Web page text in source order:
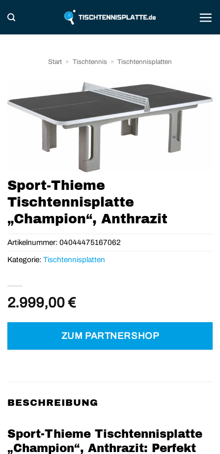
Inhalt
springen
Start » Tischtennis » Tischtennisplatten
Sport-Thieme
Tischtennisplatte
„Champion“, Anthrazit
2.999,00€
ZUM PARTNERSHOP
Artikelnummer: 04044475167062
Kategorie: Tischtennisplatten
BESCHREIBUNG
Sport-Thieme Tischtennisplatte
„Champion“, Anthrazit: Perfekt